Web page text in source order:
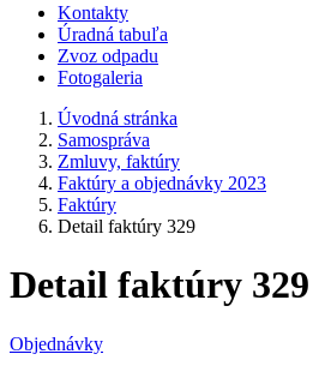
Kontakty
Úradná tabuľa
Zvoz odpadu
Fotogaleria
Úvodná stránka
Samospráva
Zmluvy, faktúry
Faktúry a objednávky 2023
Faktúry
Detail faktúry 329
Detail faktúry 329
Objednávky